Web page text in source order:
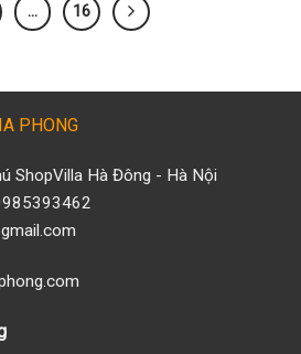
… 16
PHONG
ShopVilla Hà Đông - Hà Nội